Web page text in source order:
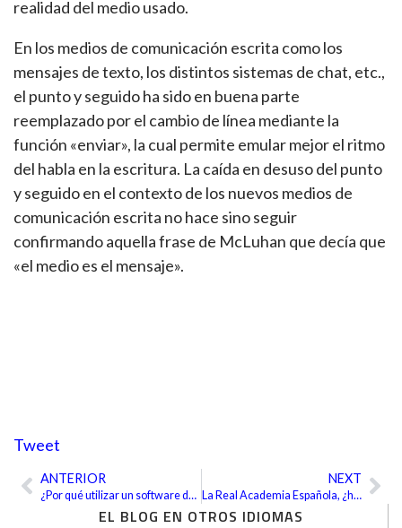
EL BLOG EN OTROS IDIOMAS
realidad del medio usado.
En los medios de comunicación escrita como los
mensajes de texto, los distintos sistemas de chat, etc.,
el punto y seguido ha sido en buena parte
reemplazado por el cambio de línea mediante la
función «enviar», la cual permite emular mejor el ritmo
del habla en la escritura. La caída en desuso del punto
y seguido en el contexto de los nuevos medios de
comunicación escrita no hace sino seguir
confirmando aquella frase de McLuhan que decía que
«el medio es el mensaje».
Tweet
AntANTERIOR
¿Por qué utilizar un software de traducción?
NEXT
La Real Academia Española, ¿hacia un diccionario más igualitario?